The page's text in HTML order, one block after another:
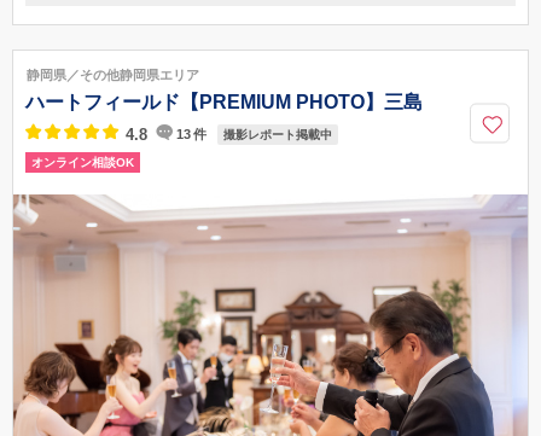
埼玉県さいたま市大宮区桜木町2-3（大宮マルイ 7F）
0120-945-906
静岡県／その他静岡県エリア
ハートフィールド【PREMIUM PHOTO】三島
4.8 13件 撮影レポート掲載中
オンライン相談OK